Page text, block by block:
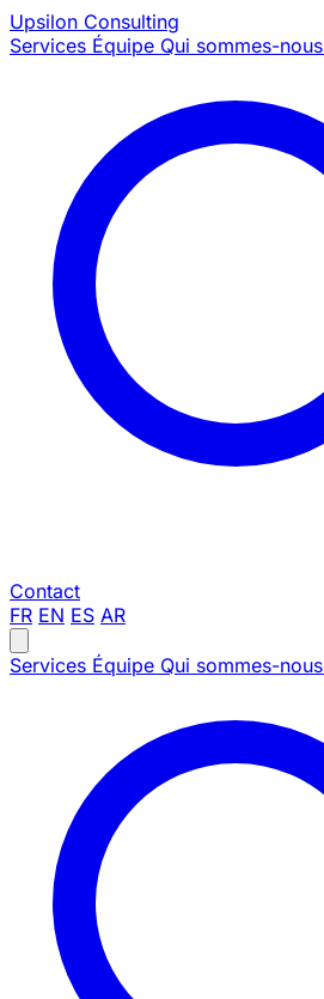
Upsilon Consulting
Services Équipe Qui sommes-nous
Contact
FR EN ES AR
Services Équipe Qui sommes-nous